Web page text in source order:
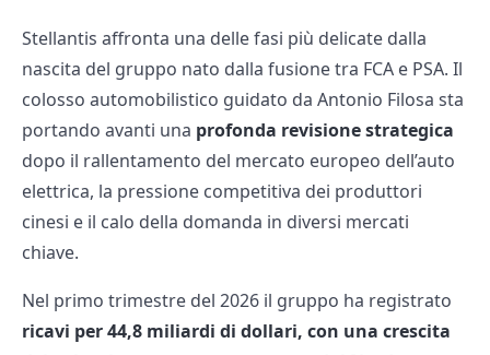
Stellantis affronta una delle fasi più delicate dalla
nascita del gruppo nato dalla fusione tra FCA e PSA. Il
colosso automobilistico guidato da Antonio Filosa sta
portando avanti una profonda revisione strategica
dopo il rallentamento del mercato europeo dell’auto
elettrica, la pressione competitiva dei produttori
cinesi e il calo della domanda in diversi mercati
chiave.
Nel primo trimestre del 2026 il gruppo ha registrato
ricavi per 44,8 miliardi di dollari, con una crescita